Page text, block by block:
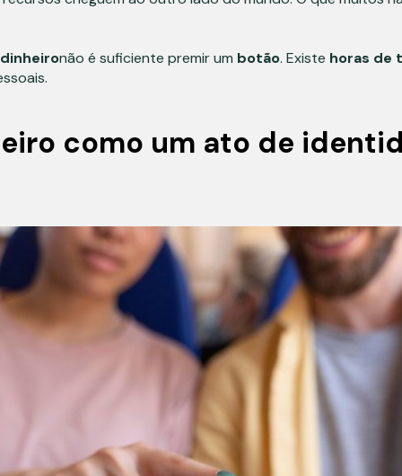
não é suficiente premir um botão. Existe horas de
como um ato de